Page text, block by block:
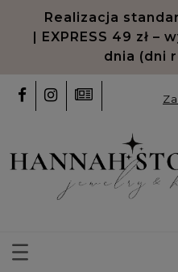
Realizacja
| EXPRESS 49 zł –
dnia (dni